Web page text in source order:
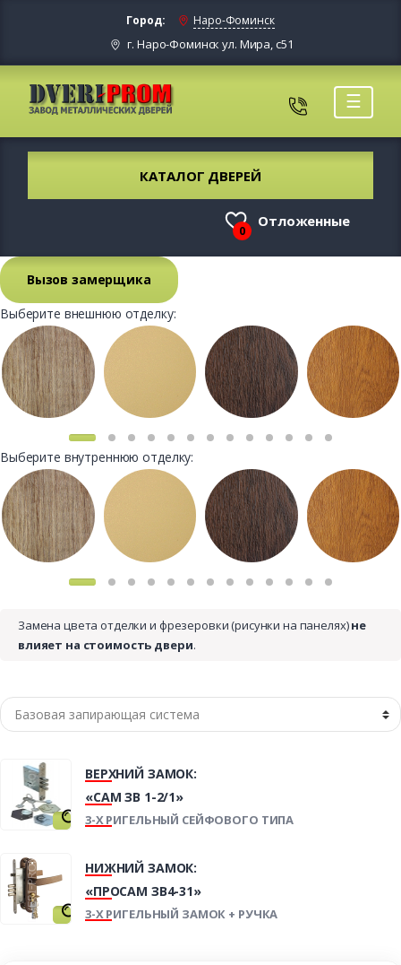
Город: Наро-Фоминск
г. Наро-Фоминск ул. Мира, с51
☰
КАТАЛОГ ДВЕРЕЙ
0
Отложенные
Вызов замерщика
Выберите внешнюю отделку:
Выберите внутреннюю отделку:
Замена цвета отделки и фрезеровки (рисунки на панелях)не
влияет на стоимость двери.
ВЕРХНИЙ ЗАМОК:
«САМ ЗВ 1-2/1»
3-Х РИГЕЛЬНЫЙ СЕЙФОВОГО ТИПА
НИЖНИЙ ЗАМОК:
«ПРОСАМ ЗВ4-31»
3-Х РИГЕЛЬНЫЙ ЗАМОК + РУЧКА